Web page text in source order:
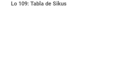
Lo 109: Tabla de Sikus